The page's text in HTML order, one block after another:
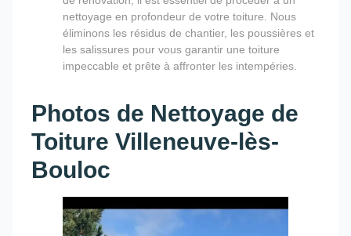
nettoyage en profondeur de votre toiture. Nous
éliminons les résidus de chantier, les poussières et
les salissures pour vous garantir une toiture
impeccable et prête à affronter les intempéries.
Photos de Nettoyage de
Toiture Villeneuve-lès-
Bouloc